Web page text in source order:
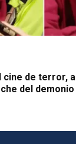
cine de terror,
del